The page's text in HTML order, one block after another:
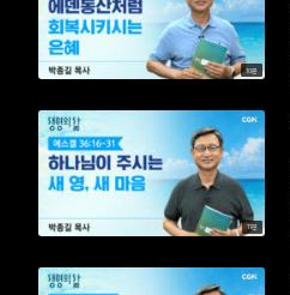
10분
11분